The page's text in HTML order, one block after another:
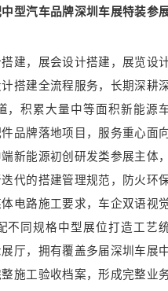
型汽车品牌深圳车展特装参
建，展会设计搭建，展览设
搭建全流程服务，长期深耕
，积累大量中等面积新能源
品牌落地项目，服务重心面
新能源初创研发类参展主体
代的搭建管理规范，防火环
电路施工要求，车企双语视
不同规格中型展位打造工艺
厅，拥有覆盖多届深圳车展
施工验收档案，形成完整业